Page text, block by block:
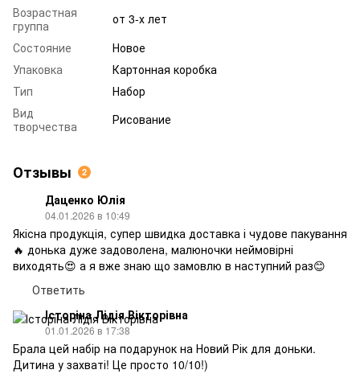
Возрастная
группа
от 3-х лет
Состояние
Новое
Упаковка
Картонная коробка
Тип
Набор
Вид
творчества
Рисование
Отзывы 2
Даценко Юлія
04.01.2026 в 10:49
Якісна продукція, супер швидка доставка і чудове пакування
🔥 донька дуже задоволена, малюночки неймовірні
виходять😍 а я вже знаю що замовлю в наступний раз😊
Ответить
Історіна Лідія Вікторівна
01.01.2026 в 17:38
Брала цей набір на подарунок на Новий Рік для доньки.
Дитина у захваті! Це просто 10/10!)